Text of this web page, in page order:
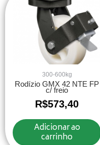
300-600kg
Rodízio GMX 42 NTE FP
c/ freio
R$573,40
Adicionar ao
carrinho